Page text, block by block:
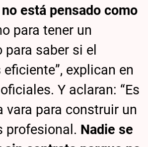
no está pensado como
para tener un
para saber si el
explican en
Y aclaran: “Es
vara para construir un
profesional. Nadie se